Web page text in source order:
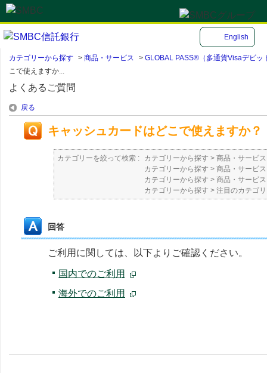
English
カテゴリーから探す > 商品・サービス > GLOBAL PASS®（多通貨Visaデビッ
こで使えますか...
よくあるご質問
戻る
キャッシュカードはどこで使えますか？
カテゴリーを絞って検索 : カテゴリーから探す > 商品・サービス
カテゴリーから探す > 商品・サービス
カテゴリーから探す > 商品・サービス
カテゴリーから探す > 注目のカテゴ
回答
ご利用に関しては、以下よりご確認ください。
国内でのご利用
海外でのご利用